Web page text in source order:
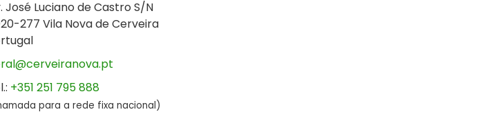
José Luciano de Castro S/N
277 Vila Nova de Cerveira
+351 251 795 888
para a rede fixa nacional)